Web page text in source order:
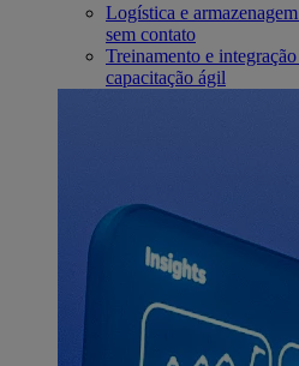
Logística e armazenagem
sem contato
Treinamento e integração
capacitação ágil